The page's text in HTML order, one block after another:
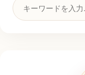
検
索